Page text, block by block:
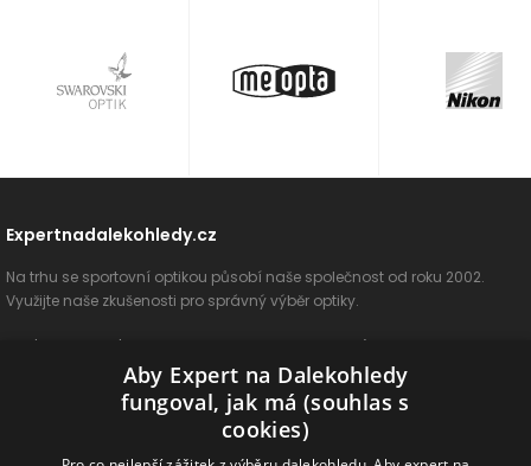
Expertnadalekohledy.cz
Na trhu se sportovní optikou působí naše společnost od roku 2002.
Využijte naše zkušenosti pro správný výběr optiky.
O nás Vše o nákupu Poradenství
Ochrana osobních údajů ODSTOUPIT OD SMLOUVY
Aby Expert na Dalekohledy
fungoval, jak má (souhlas s
cookies)